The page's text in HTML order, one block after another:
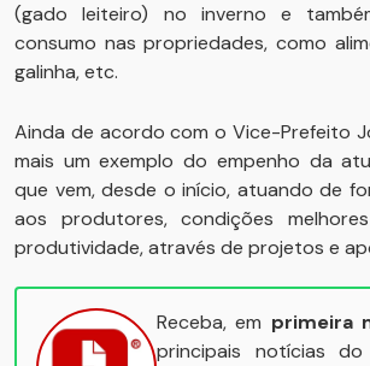
(gado leiteiro) no inverno e
consumo nas propriedades, como
galinha, etc.
Ainda de acordo com o Vice-Prefeito
mais um exemplo do empenho da
que vem, desde o início, atuando de
aos produtores, condições
produtividade, através de projetos e
Receba, em primeira
principais notícias do